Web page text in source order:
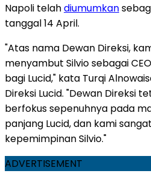
Napoli telahdiumumkan
tanggal 14 April.
"Atas nama Dewan Direksi,
menyambut Silvio sebagai
bagi Lucid," kata Turqi
Direksi Lucid. "Dewan Direksi
berfokus sepenuhnya pada
panjang Lucid, dan kami
kepemimpinan Silvio."
ADVERTISEMENT